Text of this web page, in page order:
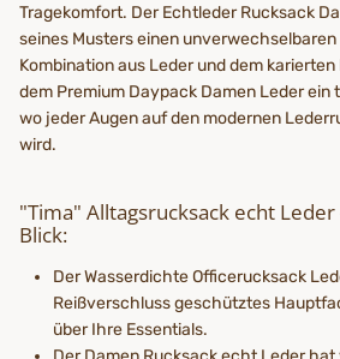
Tragekomfort. Der Echtleder Rucksack
seines Musters einen
Kombination aus Leder und dem
dem Premium Daypack Damen Leder ein
wo jeder Augen auf den modernen
wird.
"Tima" Alltagsrucksack echt
Blick:
Der Wasserdichte Officerucksack
Reißverschluss geschütztes
über Ihre Essentials.